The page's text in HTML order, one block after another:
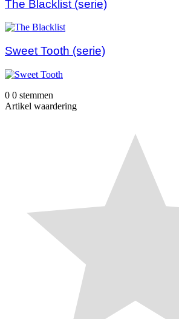
The Blacklist (serie)
Sweet Tooth (serie)
0 0 stemmen
Artikel waardering